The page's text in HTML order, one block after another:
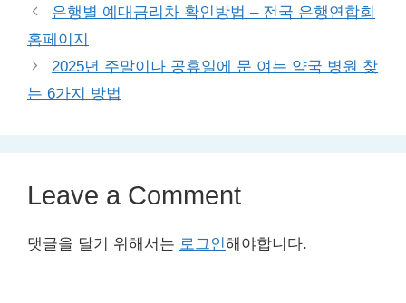
은행별 예대금리차 확인방법 – 전국 은행연합회
홈페이지
2025년 주말이나 공휴일에 문 여는 약국 병원 찾
는 6가지 방법
Leave a Comment
댓글을 달기 위해서는 로그인해야합니다.